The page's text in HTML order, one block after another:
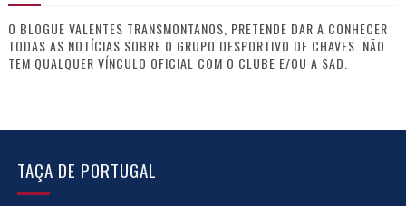
O BLOGUE VALENTES TRANSMONTANOS, PRETENDE DAR A CONHECER
TODAS AS NOTÍCIAS SOBRE O GRUPO DESPORTIVO DE CHAVES. NÃO
TEM QUALQUER VÍNCULO OFICIAL COM O CLUBE E/OU A SAD.
TAÇA DE PORTUGAL